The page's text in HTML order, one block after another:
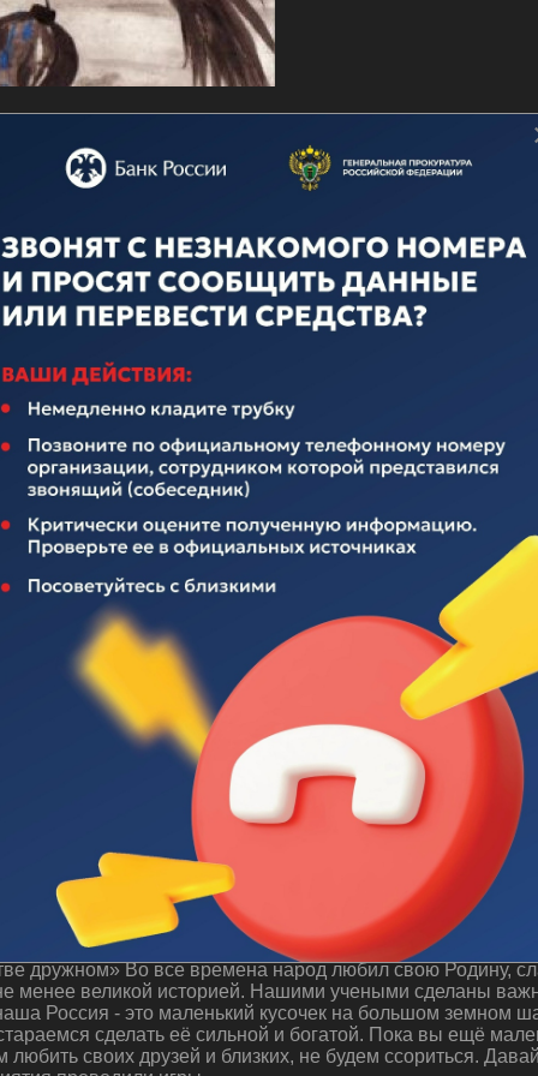
дню ВМФ
флота неотделима от истории нашего
иноземными захватчиками, героическими подвигами
истории Российского Флота. Поэтому поплывем
очень много для его становления и развития.
жить в единстве дружном"
дружном» Во все времена народ любил свою Родину,
менее великой историей. Нашими учеными сделаны
Россия - это маленький кусочек на большом земном
сделать её сильной и богатой. Пока вы ещё
своих друзей и близких, не будем ссориться.